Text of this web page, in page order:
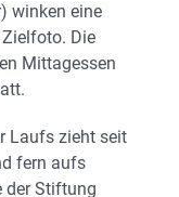
winken eine
Die
Mittagessen
Laufs zieht seit
fern aufs
der Stiftung